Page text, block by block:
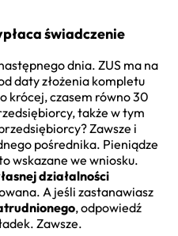
świadczenie
dnia. ZUS ma na
daty złożenia kompletu
krócej, czasem równo 30
także w tym
Zawsze i
pośrednika. Pieniądze
wskazane we wniosku.
działalności
A jeśli zastanawiasz
, odpowiedź
Zawsze.